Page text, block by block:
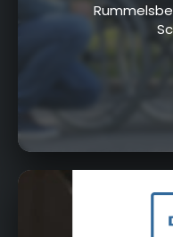
Am Kreuzstein 15,